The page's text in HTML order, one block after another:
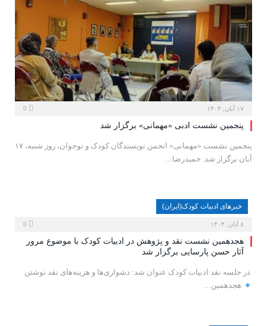
۱۷ آبان, ۱۴۰۴
پنجمین نشست ادبی «مهمانی» برگزار شد
پنجمین نشست «مهمانی» انجمن نویسندگان کودک و نوجوان، روز شنبه، ۱۷
آبان برگزار شد. حمیدرضا…
خبرهای ادبیات کودک(ایران)
۸ آبان, ۱۴۰۴
هجدهمین نشست نقد و پژوهش در ادبیات کودک با موضوع مرور
آثار حسن پارسایی برگزار شد
‍ در جلسه نقد ادبیات کودک عنوان شد: دشواری‌ها و هزینه‌های نقد نوشتن
هجدهمین…